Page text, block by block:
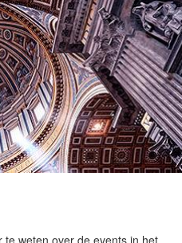
Dit product is
toegevoegd aan uw
wensenlijst.
weten over de events in het